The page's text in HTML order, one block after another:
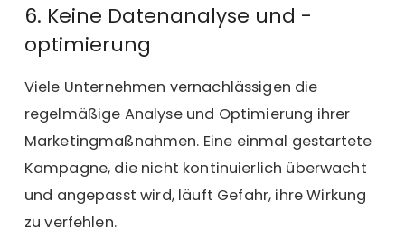
6. Keine Datenanalyse und -
optimierung
Viele Unternehmen vernachlässigen die
regelmäßige Analyse und Optimierung ihrer
Marketingmaßnahmen. Eine einmal gestartete
Kampagne, die nicht kontinuierlich überwacht
und angepasst wird, läuft Gefahr, ihre Wirkung
zu verfehlen.